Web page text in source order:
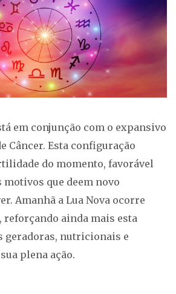
em conjunção com o expansivo
Câncer. Esta configuração
do momento, favorável
motivos que deem novo
Amanhã a Lua Nova ocorre
reforçando ainda mais esta
geradoras, nutricionais e
plena ação.